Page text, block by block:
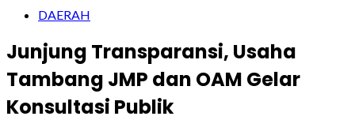
DAERAH
Junjung Transparansi, Usaha
Tambang JMP dan OAM Gelar
Konsultasi Publik